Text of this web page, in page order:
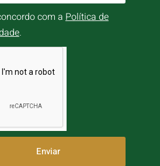
com a Política de
.
Enviar